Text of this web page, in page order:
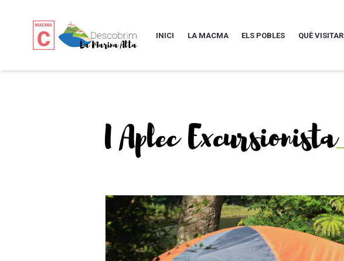
INICI LA MACMA ELS POBLES QUÈ VISITAR
I Aplec Excursionista